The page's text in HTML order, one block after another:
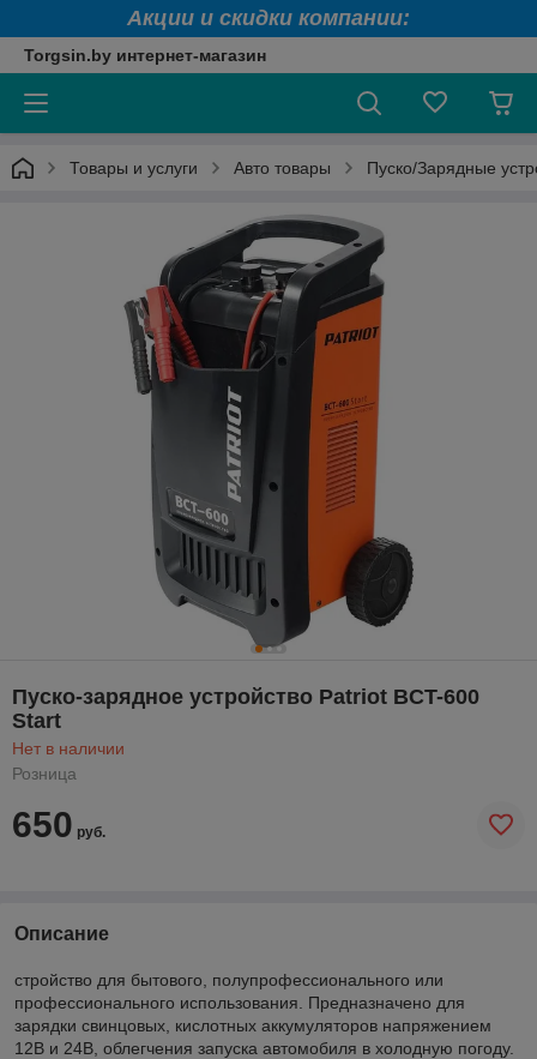
Акции и скидки компании:
Torgsin.by интернет-магазин
Товары и услуги Авто товары Пуско/Зарядные
Пуско-зарядное устройство Patriot BCT-600
Start
Нет в наличии
Розница
650 руб.
Описание
стройство для бытового, полупрофессионального или
профессионального использования. Предназначено для
зарядки свинцовых, кислотных аккумуляторов напряжением
12В и 24В, облегчения запуска автомобиля в холодную погоду.